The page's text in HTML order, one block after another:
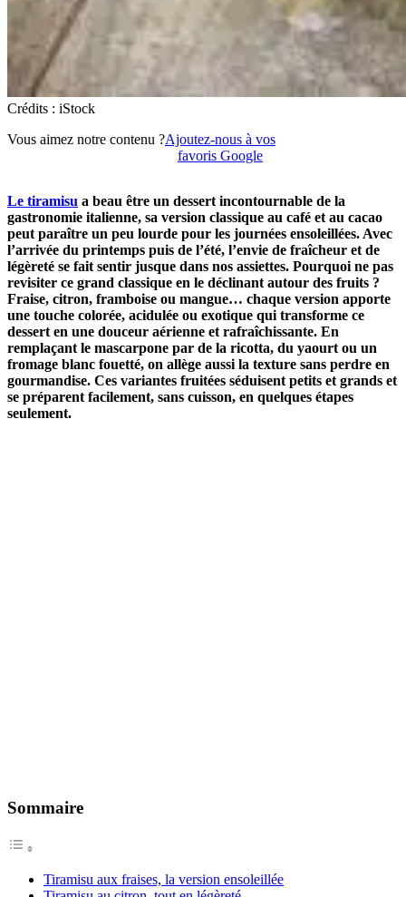
Crédits : iStock
Vous aimez notre contenu ?Ajoutez-nous à vos
favoris Google
Le tiramisu a beau être un dessert incontournable de la
gastronomie italienne, sa version classique au café et au cacao
peut paraître un peu lourde pour les journées ensoleillées. Avec
l’arrivée du printemps puis de l’été, l’envie de fraîcheur et de
légèreté se fait sentir jusque dans nos assiettes. Pourquoi ne pas
revisiter ce grand classique en le déclinant autour des fruits ?
Fraise, citron, framboise ou mangue… chaque version apporte
une touche colorée, acidulée ou exotique qui transforme ce
dessert en une douceur aérienne et rafraîchissante. En
remplaçant le mascarpone par de la ricotta, du yaourt ou un
fromage blanc fouetté, on allège aussi la texture sans perdre en
gourmandise. Ces variantes fruitées séduisent petits et grands et
se préparent facilement, sans cuisson, en quelques étapes
seulement.
Sommaire
Tiramisu aux fraises, la version ensoleillée